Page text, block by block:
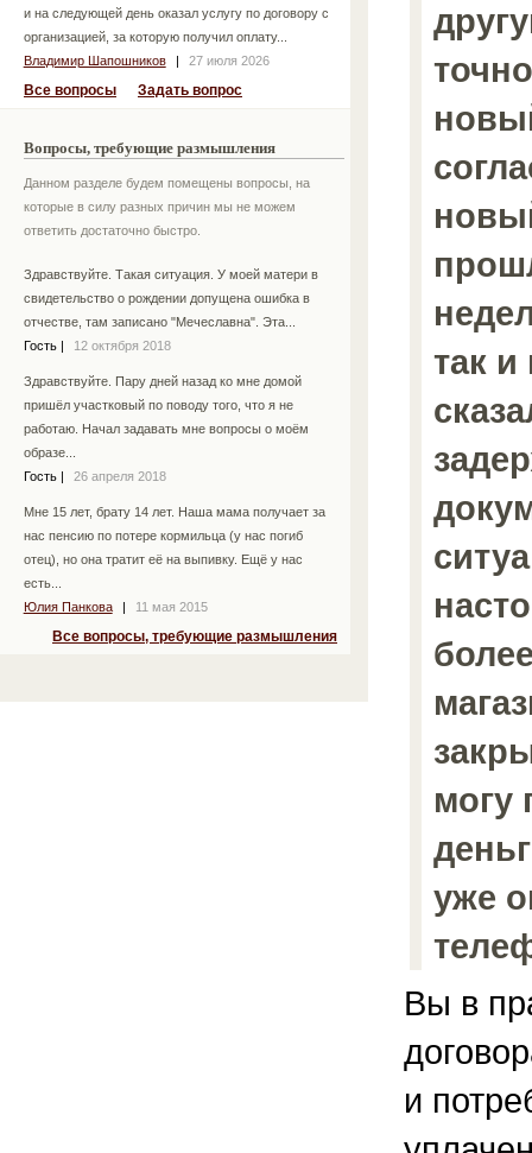
и на следующей день оказал услугу по договору с
организацией, за которую получил оплату...
Владимир Шапошников
| 27 июля 2026
Все вопросы Задать вопрос
Вопросы, требующие размышления
Данном разделе будем помещены вопросы, на
которые в силу разных причин мы не можем
ответить достаточно быстро.
Здравствуйте. Такая ситуация. У моей матери в
свидетельство о рождении допущена ошибка в
отчестве, там записано "Мечеславна". Эта...
Гость
12 октября 2018
Здравствуйте. Пару дней назад ко мне домой
пришёл участковый по поводу того, что я не
работаю. Начал задавать мне вопросы о моём
образе...
Гость
26 апреля 2018
Мне 15 лет, брату 14 лет. Наша мама получает за
нас пенсию по потере кормильца (у нас погиб
отец), но она тратит её на выпивку. Ещё у нас
есть...
Юлия Панкова
11 мая 2015
Все вопросы, требующие размышления
так и
могу
уже
Вы в
и